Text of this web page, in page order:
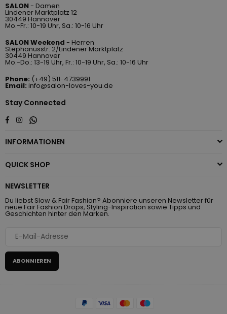
SALON- Damen
Lindener Marktplatz 12
30449 Hannover
Mo.-Fr.: 10-19 Uhr, Sa.: 10-16 Uhr
SALON Weekend - Herren
Stephanusstr. 2/Lindener Marktplatz
30449 Hannover
Mo.-Do.: 13-19 Uhr, Fr.: 10-19 Uhr, Sa.: 10-16 Uhr
Phone: (+49) 511-4739991
Email: info@salon-loves-you.de
Stay Connected
Facebook
InstagramWhatsapp
INFORMATIONEN
QUICK SHOP
NEWSLETTER
Du liebst Slow & Fair Fashion? Abonniere unseren Newsletter für
neue Fair Fashion Drops, Styling-Inspiration sowie Tipps und
Geschichten hinter den Marken.
ABONNIEREN